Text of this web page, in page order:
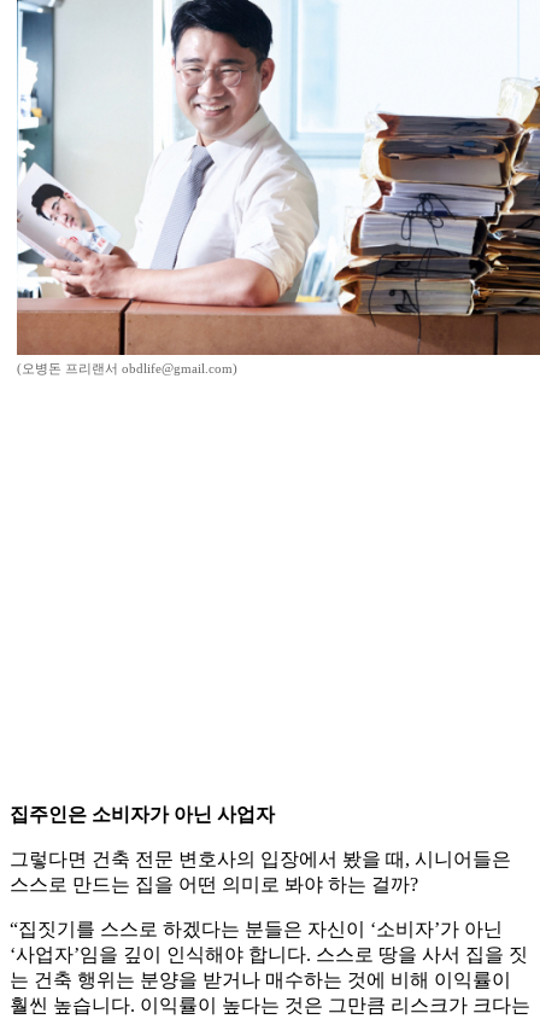
(오병돈 프리랜서 obdlife@gmail.com)
집주인은 소비자가 아닌 사업자
그렇다면 건축 전문 변호사의 입장에서 봤을 때, 시니어들은
스스로 만드는 집을 어떤 의미로 봐야 하는 걸까?
“집짓기를 스스로 하겠다는 분들은 자신이 ‘소비자’가 아닌
‘사업자’임을 깊이 인식해야 합니다. 스스로 땅을 사서 집을 짓
는 건축 행위는 분양을 받거나 매수하는 것에 비해 이익률이
훨씬 높습니다. 이익률이 높다는 것은 그만큼 리스크가 크다는